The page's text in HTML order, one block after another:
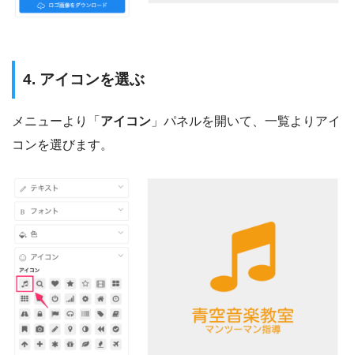
4. アイコンを選ぶ
メニューより「 アイコン 」パネルを開いて、一覧よりアイ
コンを選びます。